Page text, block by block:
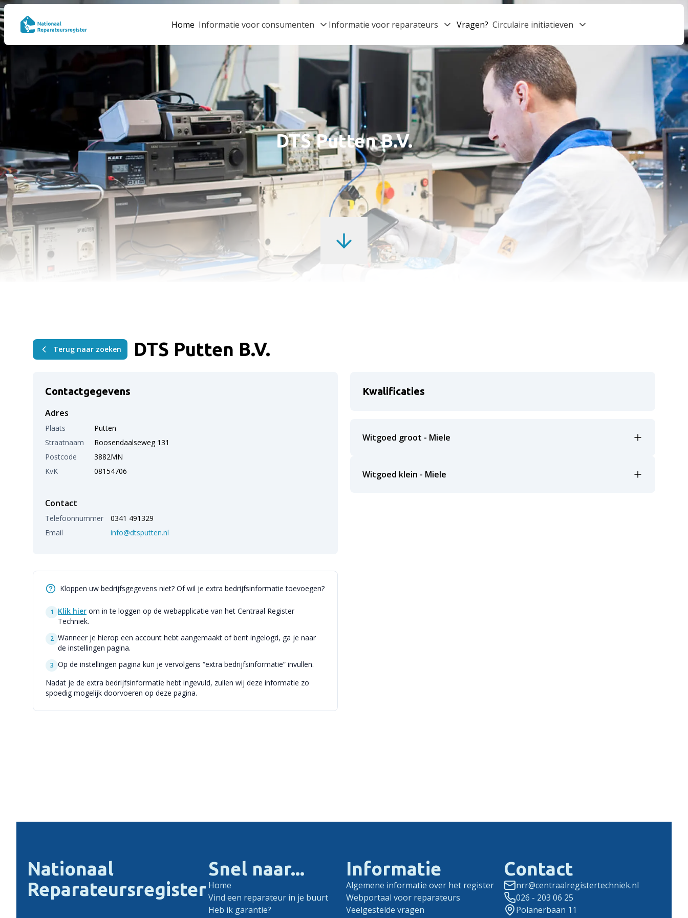
Home Informatie voor consumenten Informatie voor reparateurs Vragen? Circulaire initiatieven
DTS Putten B.V.
Terug naar zoeken DTS Putten B.V.
Contactgegevens
Adres
Plaats
Putten
Straatnaam
Roosendaalseweg 131
Postcode
3882MN
KvK
08154706
Contact
Telefoonnummer
0341 491329
Email
info@dtsputten.nl
Kloppen uw bedrijfsgegevens niet? Of wil je extra bedrijfsinformatie toevoegen?
1 Klik hier om in te loggen op de webapplicatie van het Centraal Register
Techniek.
2 Wanneer je hierop een account hebt aangemaakt of bent ingelogd, ga je naar
de instellingen pagina.
3 Op de instellingen pagina kun je vervolgens “extra bedrijfsinformatie” invullen.
Nadat je de extra bedrijfsinformatie hebt ingevuld, zullen wij deze informatie zo
spoedig mogelijk doorvoeren op deze pagina.
Kwalificaties
Witgoed groot - Miele
Witgoed klein - Miele
Nationaal
Reparateursregister
Snel naar...
Home
Vind een reparateur in je buurt
Heb ik garantie?
Informatie
Algemene informatie over het register
Webportaal voor reparateurs
Veelgestelde vragen
Contact
nrr@centraalregistertechniek.nl
026 - 203 06 25
Polanerbaan 11